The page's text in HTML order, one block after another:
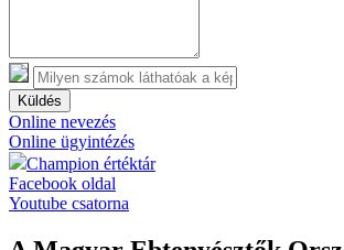
Küldés
Online nevezés
Online ügyintézés
Champion értéktár
Facebook oldal
Youtube csatorna